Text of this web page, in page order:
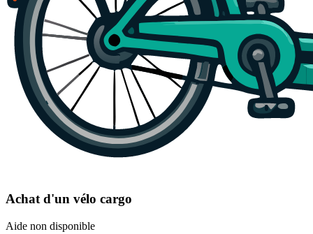
Achat d'un vélo cargo
Aide non disponible